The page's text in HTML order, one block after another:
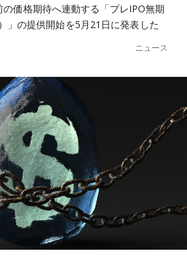
価格期待へ連動する「プレIPO無期
」の提供開始を5月21日に発表した
ニュース